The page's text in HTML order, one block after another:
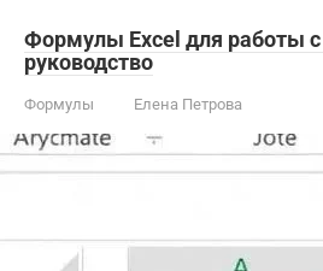
Формулы Excel для работы
руководство
Формулы Елена Петрова